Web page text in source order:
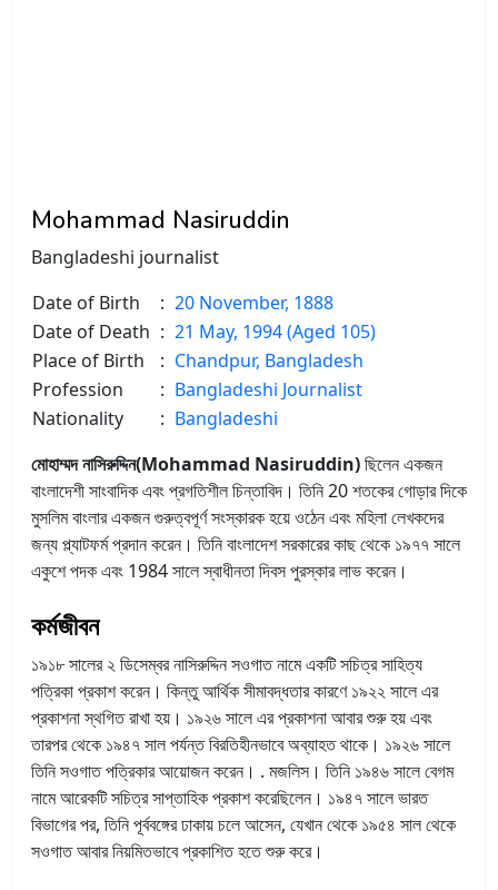
Mohammad Nasiruddin
Bangladeshi journalist
Date of Birth
: 20 November, 1888
Date of Death : 21 May, 1994 (Aged 105)
Place of Birth
: Chandpur, Bangladesh
Profession
: Bangladeshi Journalist
Nationality
: Bangladeshi
মোহাম্মদ নাসিরুদ্দিন(Mohammad Nasiruddin)ছিলেন একজন
বাংলাদেশী সাংবাদিক এবং প্রগতিশীল চিন্তাবিদ। তিনি 20 শতকের গোড়ার দিকে
মুসলিম বাংলার একজন গুরুত্বপূর্ণ সংস্কারক হয়ে ওঠেন এবং মহিলা লেখকদের
জন্য প্ল্যাটফর্ম প্রদান করেন। তিনি বাংলাদেশ সরকারের কাছ থেকে ১৯৭৭ সালে
একুশে পদক এবং 1984 সালে স্বাধীনতা দিবস পুরস্কার লাভ করেন।
কর্মজীবন
১৯১৮ সালের ২ ডিসেম্বর নাসিরুদ্দিন সওগাত নামে একটি সচিত্র সাহিত্য
পত্রিকা প্রকাশ করেন। কিন্তু আর্থিক সীমাবদ্ধতার কারণে ১৯২২ সালে এর
প্রকাশনা স্থগিত রাখা হয়। ১৯২৬ সালে এর প্রকাশনা আবার শুরু হয় এবং
তারপর থেকে ১৯৪৭ সাল পর্যন্ত বিরতিহীনভাবে অব্যাহত থাকে। ১৯২৬ সালে
তিনি সওগাত পত্রিকার আয়োজন করেন। . মজলিস। তিনি ১৯৪৬ সালে বেগম
নামে আরেকটি সচিত্র সাপ্তাহিক প্রকাশ করেছিলেন। ১৯৪৭ সালে ভারত
বিভাগের পর, তিনি পূর্ববঙ্গের ঢাকায় চলে আসেন, যেখান থেকে ১৯৫৪ সাল থেকে
সওগাত আবার নিয়মিতভাবে প্রকাশিত হতে শুরু করে।